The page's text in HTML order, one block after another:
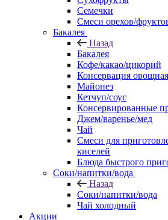
Семечки
Смеси орехов/
Бакалея
Назад
Бакалея
Кофе/какао/цикорий
Консервация овощная
Майонез
Кетчуп/соус
Консервированные
Джем/варенье/мед
Чай
Смеси для
киселей
Блюда быстрого
Соки/напитки/вода
Назад
Соки/напитки/вода
Чай холодный
Акции